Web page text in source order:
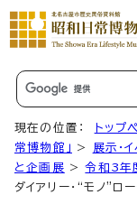
現在の位置： トップ
常博物館」
> 展示・
と企画展 >令和3年
ダイアリー・“モノ”ロ